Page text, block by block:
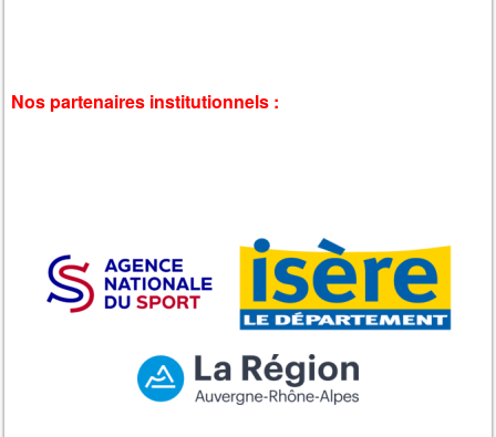
Nos partenaires institutionnels :